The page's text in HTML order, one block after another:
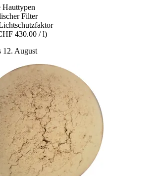
Hauttypen
Filter
430.00 / l)
12. August